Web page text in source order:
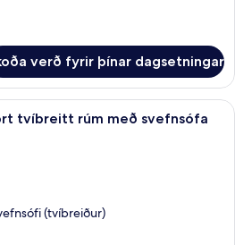
verð fyrir þínar dagsetningar
Premium-herbergi - 1 stórt tvíbreitt
tvíbreitt rúm með svefnsófa
(tvíbreiður)